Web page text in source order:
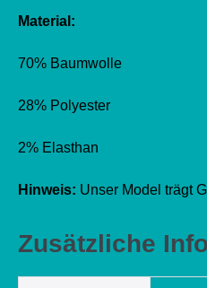
Material:
70% Baumwolle
28% Polyester
2% Elasthan
Hinweis: Unser Model trägt
Zusätzliche